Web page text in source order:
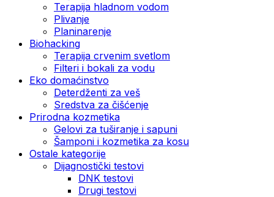
Terapija hladnom vodom
Plivanje
Planinarenje
Biohacking
Terapija crvenim svetlom
Filteri i bokali za vodu
Eko domaćinstvo
Deterdženti za veš
Sredstva za čišćenje
Prirodna kozmetika
Gelovi za tuširanje i sapuni
Šamponi i kozmetika za kosu
Ostale kategorije
Dijagnostički testovi
DNK testovi
Drugi testovi